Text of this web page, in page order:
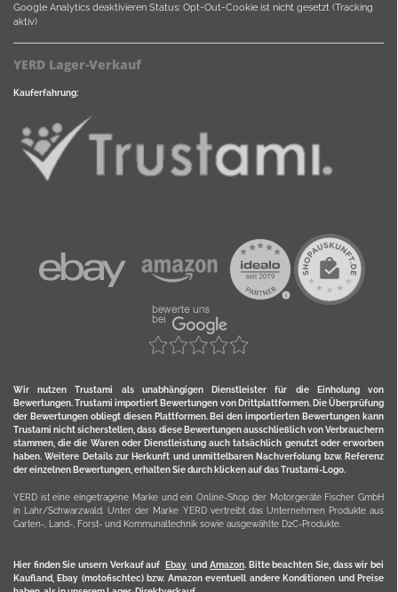
Google Analytics deaktivieren Status: Opt-Out-Cookie ist nicht gesetzt (Tracking
aktiv)
YERD Lager-Verkauf
Kauferfahrung:
Wir nutzen Trustami als unabhängigen Dienstleister für die Einholung von
Bewertungen. Trustami importiert Bewertungen von Drittplattformen. Die Überprüfung
der Bewertungen obliegt diesen Plattformen. Bei den importierten Bewertungen kann
Trustami nicht sicherstellen, dass diese Bewertungen ausschließlich von Verbrauchern
stammen, die die Waren oder Dienstleistung auch tatsächlich genutzt oder erworben
haben. Weitere Details zur Herkunft und unmittelbaren Nachverfolung bzw. Referenz
der einzelnen Bewertungen, erhalten Sie durch klicken auf das Trustami-Logo.
YERD ist eine eingetragene Marke und ein Online-Shop der Motorgeräte Fischer GmbH
in Lahr/Schwarzwald. Unter der Marke YERD vertreibt das Unternehmen Produkte aus
Garten-, Land-, Forst- und Kommunaltechnik sowie ausgewählte D2C-Produkte.
Hier finden Sie unsern Verkauf auf Ebayund Amazon. Bitte beachten Sie, dass wir bei
Kaufland, Ebay (motofischtec) bzw. Amazon eventuell andere Konditionen und Preise